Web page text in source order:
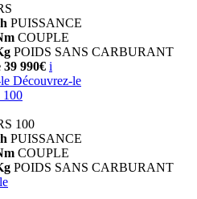
PUISSANCE
COUPLE
POIDS SANS CARBURANT
990€ i
Découvrez-le
100
100
PUISSANCE
COUPLE
POIDS SANS CARBURANT